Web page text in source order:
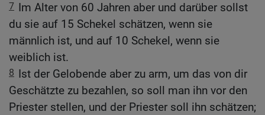
7 Im Alter von 60 Jahren aber und darüber sollst
du sie auf 15 Schekel schätzen, wenn sie
männlich ist, und auf 10 Schekel, wenn sie
weiblich ist.
8 Ist der Gelobende aber zu arm, um das von dir
Geschätzte zu bezahlen, so soll man ihn vor den
Priester stellen, und der Priester soll ihn schätzen;